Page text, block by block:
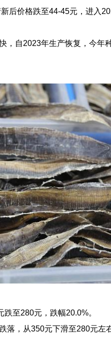
后价格跌至44-45元，进入
，自2023年生产恢复，今年
跌至280元，跌幅20.0%。
落，从350元下滑至280元左